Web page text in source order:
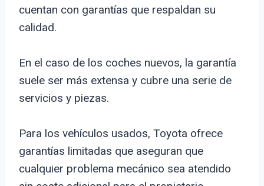
cuentan con garantías que respaldan su
calidad.
En el caso de los coches nuevos, la garantía
suele ser más extensa y cubre una serie de
servicios y piezas.
Para los vehículos usados, Toyota ofrece
garantías limitadas que aseguran que
cualquier problema mecánico sea atendido